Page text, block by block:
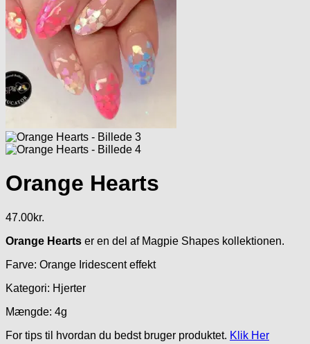
Orange Hearts
47.00kr.
Orange Hearts er en del af Magpie Shapes kollektionen.
Farve: Orange Iridescent effekt
Kategori: Hjerter
Mængde: 4g
For tips til hvordan du bedst bruger produktet. Klik Her